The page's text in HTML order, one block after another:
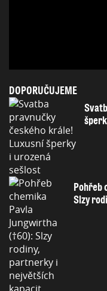
DOPORUČUJEME
Pohřeb
Slzy